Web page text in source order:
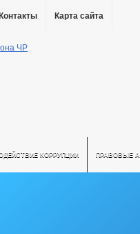
Контакты Карта сайта
КОРРУПЦИИ ПРАВОВЫЕ